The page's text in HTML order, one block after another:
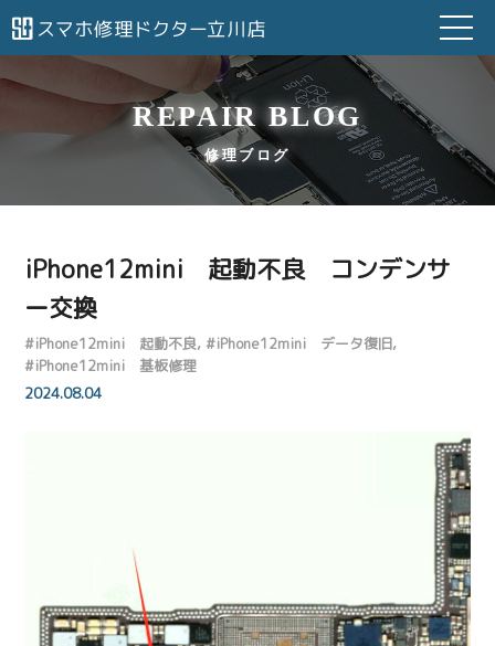
REPAIR BLOG
修理ブログ
iPhone12mini 起動不良 コンデンサ
ー交換
#iPhone12mini 起動不良 #iPhone12mini データ復旧
#iPhone12mini 基板修理
2024.08.04